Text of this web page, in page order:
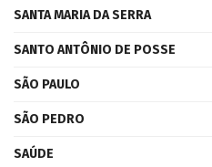
SANTA MARIA DA SERRA
SANTO ANTÔNIO DE POSSE
SÃO PAULO
SÃO PEDRO
SAÚDE